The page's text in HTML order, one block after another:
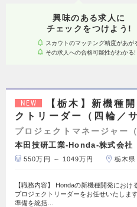
興味のある求人に
チェックをつけよう!
スカウトのマッチング精度があが
その求人への合格可能性がわかる!
NEW
【栃木】新機種
クトリーダー（四輪／
プロジェクトマネージャー
本田技研工業-Honda-株式会社
550万円 ～ 1049万円 栃木県
【職務内容】 Hondaの新機種開発におけ
プロジェクトリーダーをお任せいたしま
準備を統括…